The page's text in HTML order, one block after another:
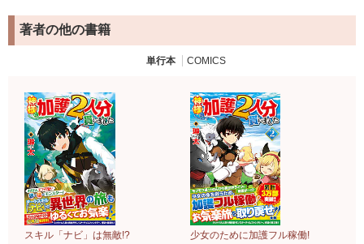
著者の他の書籍
単行本 COMICS
スキル「ナビ」は無敵!? 少女のために加護フル稼働!